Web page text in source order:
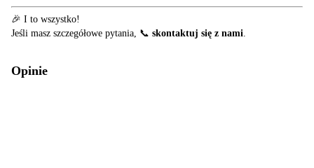
🎉 I to wszystko!
Jeśli masz szczegółowe pytania, 📞 skontaktuj się z nami
Opinie